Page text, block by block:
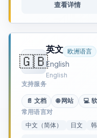
查看详情
🇬🇧
英文 欧洲语言
English
English
支持服务
📄 文档 🌐 网站 💻
常用语言对
中文（简体）
日文